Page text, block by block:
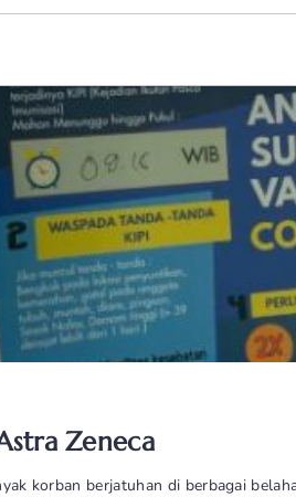
Zeneca
korban berjatuhan di berbagai